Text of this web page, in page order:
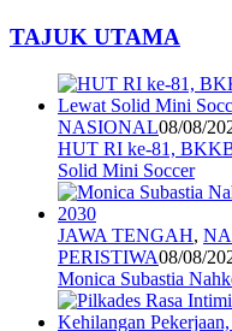
TAJUK UTAMA
NASIONAL08/08/
HUT RI ke-81,
Solid Mini Soccer
JAWA TENGAH,
PERISTIWA08/08/
Monica Subastia